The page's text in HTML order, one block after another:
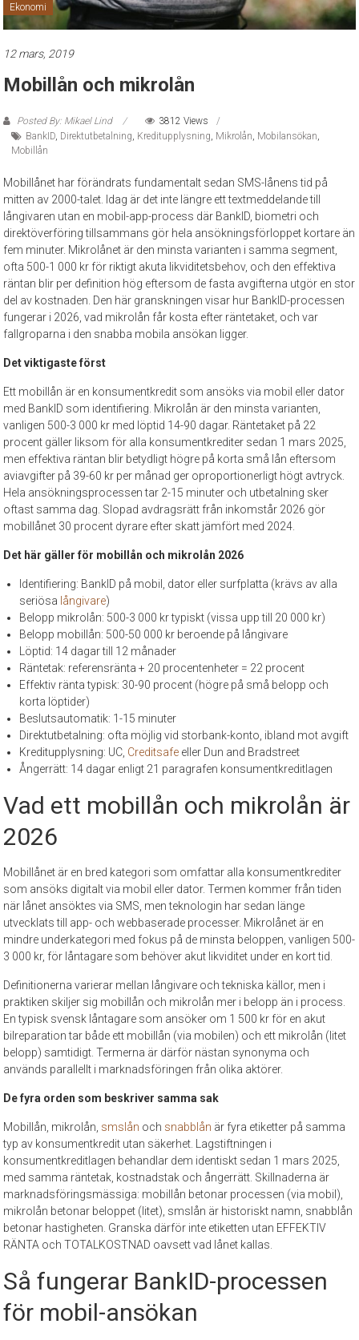
Ekonomi
12 mars, 2019
Mobillån och mikrolån
Posted By: Mikael Lind
3812 Views
BankID Direktutbetalning Kreditupplysning Mikrolån Mobilansökan
Mobillån
Mobillånet har förändrats fundamentalt sedan SMS-lånens tid på
mitten av 2000-talet. Idag är det inte längre ett textmeddelande till
långivaren utan en mobil-app-process där BankID, biometri och
direktöverföring tillsammans gör hela ansökningsförloppet kortare än
fem minuter. Mikrolånet är den minsta varianten i samma segment,
ofta 500-1 000 kr för riktigt akuta likviditetsbehov, och den effektiva
räntan blir per definition hög eftersom de fasta avgifterna utgör en stor
del av kostnaden. Den här granskningen visar hur BankID-processen
fungerar i 2026, vad mikrolån får kosta efter räntetaket, och var
fallgroparna i den snabba mobila ansökan ligger.
Det viktigaste först
Ett mobillån är en konsumentkredit som ansöks via mobil eller dator
med BankID som identifiering. Mikrolån är den minsta varianten,
vanligen 500-3 000 kr med löptid 14-90 dagar. Räntetaket på 22
procent gäller liksom för alla konsumentkrediter sedan 1 mars 2025,
men effektiva räntan blir betydligt högre på korta små lån eftersom
aviavgifter på 39-60 kr per månad ger oproportionerligt högt avtryck.
Hela ansökningsprocessen tar 2-15 minuter och utbetalning sker
oftast samma dag. Slopad avdragsrätt från inkomstår 2026 gör
mobillånet 30 procent dyrare efter skatt jämfört med 2024.
Det här gäller för mobillån och mikrolån 2026
Identifiering: BankID på mobil, dator eller surfplatta (krävs av alla
seriösa långivare)
Belopp mikrolån: 500-3 000 kr typiskt (vissa upp till 20 000 kr)
Belopp mobillån: 500-50 000 kr beroende på långivare
Löptid: 14 dagar till 12 månader
Räntetak: referensränta + 20 procentenheter = 22 procent
Effektiv ränta typisk: 30-90 procent (högre på små belopp och
korta löptider)
Beslutsautomatik: 1-15 minuter
Direktutbetalning: ofta möjlig vid storbank-konto, ibland mot avgift
Kreditupplysning: UC, Creditsafe eller Dun and Bradstreet
Ångerrätt: 14 dagar enligt 21 paragrafen konsumentkreditlagen
Vad ett mobillån och mikrolån är
2026
Mobillånet är en bred kategori som omfattar alla konsumentkrediter
som ansöks digitalt via mobil eller dator. Termen kommer från tiden
när lånet ansöktes via SMS, men teknologin har sedan länge
utvecklats till app- och webbaserade processer. Mikrolånet är en
mindre underkategori med fokus på de minsta beloppen, vanligen 500-
3 000 kr, för låntagare som behöver akut likviditet under en kort tid.
Definitionerna varierar mellan långivare och tekniska källor, men i
praktiken skiljer sig mobillån och mikrolån mer i belopp än i process.
En typisk svensk låntagare som ansöker om 1 500 kr för en akut
bilreparation tar både ett mobillån (via mobilen) och ett mikrolån (litet
belopp) samtidigt. Termerna är därför nästan synonyma och
används parallellt i marknadsföringen från olika aktörer.
De fyra orden som beskriver samma sak
Mobillån, mikrolån, smslån och snabblån är fyra etiketter på samma
typ av konsumentkredit utan säkerhet. Lagstiftningen i
konsumentkreditlagen behandlar dem identiskt sedan 1 mars 2025,
med samma räntetak, kostnadstak och ångerrätt. Skillnaderna är
marknadsföringsmässiga: mobillån betonar processen (via mobil),
mikrolån betonar beloppet (litet), smslån är historiskt namn, snabblån
betonar hastigheten. Granska därför inte etiketten utan EFFEKTIV
RÄNTA och TOTALKOSTNAD oavsett vad lånet kallas.
Så fungerar BankID-processen
för mobil-ansökan